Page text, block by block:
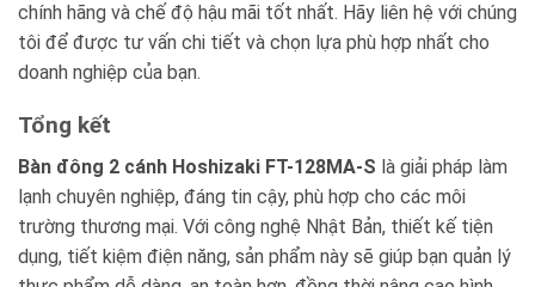
chính hãng và chế độ hậu mãi tốt nhất. Hãy liên hệ với chúng
tôi để được tư vấn chi tiết và chọn lựa phù hợp nhất cho
doanh nghiệp của bạn.
Tổng kết
Bàn đông 2 cánh Hoshizaki FT-128MA-S là giải pháp làm
lạnh chuyên nghiệp, đáng tin cậy, phù hợp cho các môi
trường thương mại. Với công nghệ Nhật Bản, thiết kế tiện
dụng, tiết kiệm điện năng, sản phẩm này sẽ giúp bạn quản lý